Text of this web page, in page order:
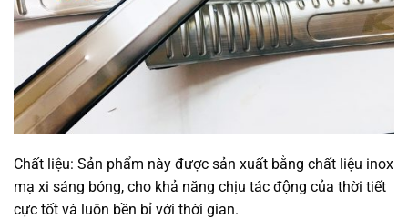
Chất liệu: Sản phẩm này được sản xuất bằng chất liệu inox
mạ xi sáng bóng, cho khả năng chịu tác động của thời tiết
cực tốt và luôn bền bỉ với thời gian.